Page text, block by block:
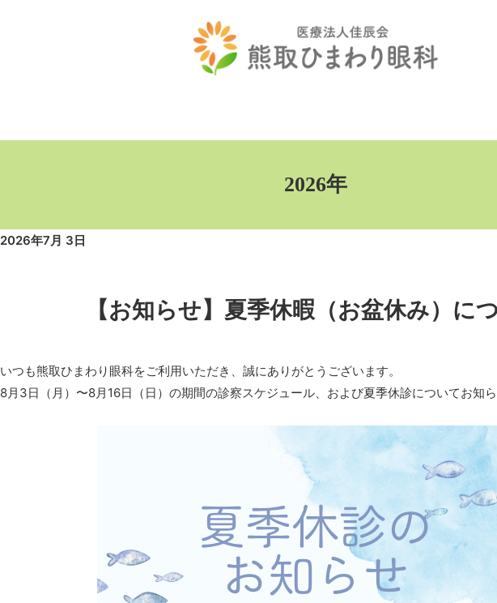
2026年
2026年7月 3日
【お知らせ】夏季休暇（お盆休み）に
いつも熊取ひまわり眼科をご利用いただき、誠にありがとうございます。
8月3日（月）〜8月16日（日）の期間の診察スケジュール、および夏季休診についてお知